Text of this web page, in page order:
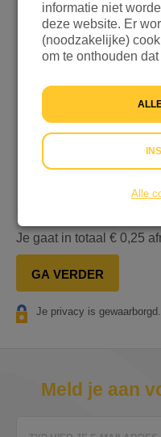
€ 25
ANDERS
Ik wil bijdragen aan
Ik wil niet bijdragen
Op onze
Je gaat in totaal € 0,25
GA VERDER
Je privacy is gewaarborgd.
Meld je aan
informatie niet
deze website. Er
(noodzakelijke)
om te onthouden
Alle